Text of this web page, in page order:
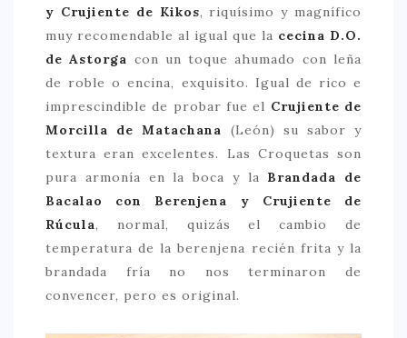
y Crujiente de Kikos, riquísimo y magnífico
muy recomendable al igual que la cecina D.O.
de Astorga con un toque ahumado con leña
de roble o encina, exquisito. Igual de rico e
imprescindible de probar fue el Crujiente de
Morcilla de Matachana (León) su sabor y
textura eran excelentes. Las Croquetas son
pura armonía en la boca y la Brandada de
Bacalao con Berenjena y Crujiente de
Rúcula, normal, quizás el cambio de
temperatura de la berenjena recién frita y la
brandada fría no nos terminaron de
convencer, pero es original.